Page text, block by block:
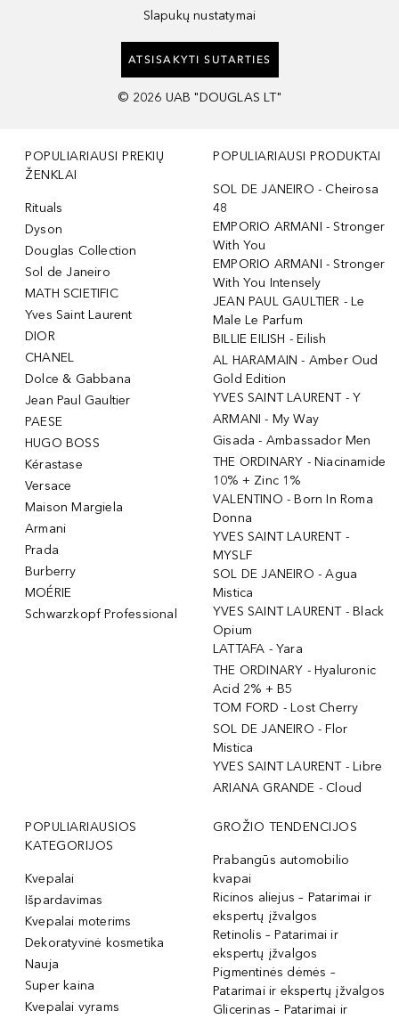
Slapukų nustatymai
ATSISAKYTI SUTARTIES
© 2026 UAB "DOUGLAS LT"
POPULIARIAUSI PREKIŲ
ŽENKLAI
Rituals
Dyson
Douglas Collection
Sol de Janeiro
MATH SCIETIFIC
Yves Saint Laurent
DIOR
CHANEL
Dolce & Gabbana
Jean Paul Gaultier
PAESE
HUGO BOSS
Kérastase
Versace
Maison Margiela
Armani
Prada
Burberry
MOÉRIE
Schwarzkopf Professional
POPULIARIAUSI PRODUKTAI
SOL DE JANEIRO - Cheirosa
48
EMPORIO ARMANI - Stronger
With You
EMPORIO ARMANI - Stronger
With You Intensely
JEAN PAUL GAULTIER - Le
Male Le Parfum
BILLIE EILISH - Eilish
AL HARAMAIN - Amber Oud
Gold Edition
YVES SAINT LAURENT - Y
ARMANI - My Way
Gisada - Ambassador Men
THE ORDINARY - Niacinamide
10% + Zinc 1%
VALENTINO - Born In Roma
Donna
YVES SAINT LAURENT -
MYSLF
SOL DE JANEIRO - Agua
Mistica
YVES SAINT LAURENT - Black
Opium
LATTAFA - Yara
THE ORDINARY - Hyaluronic
Acid 2% + B5
TOM FORD - Lost Cherry
SOL DE JANEIRO - Flor
Mistica
YVES SAINT LAURENT - Libre
ARIANA GRANDE - Cloud
POPULIARIAUSIOS
KATEGORIJOS
Kvepalai
Išpardavimas
Kvepalai moterims
Dekoratyvinė kosmetika
Nauja
Super kaina
Kvepalai vyrams
GROŽIO TENDENCIJOS
Prabangūs automobilio
kvapai
Ricinos aliejus – Patarimai ir
ekspertų įžvalgos
Retinolis – Patarimai ir
ekspertų įžvalgos
Pigmentinės dėmės –
Patarimai ir ekspertų įžvalgos
Glicerinas – Patarimai ir